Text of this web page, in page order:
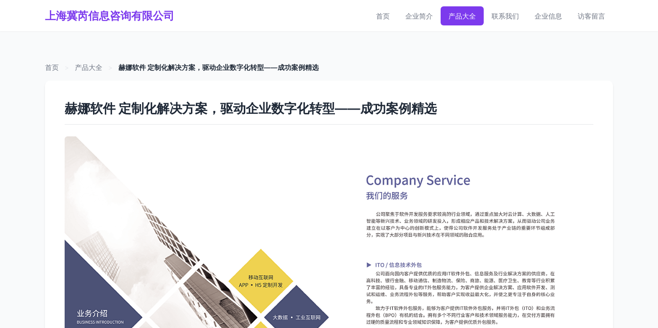
上海冀芮信息咨询有限公司 首页 企业简介 产品大全 联系我们 企业信息 访客留言
首页 产品大全 赫娜软件 定制化解决方案，驱动企业数字化转型——成功案例精选
赫娜软件 定制化解决方案，驱动企业数字化转型——成功案例精选